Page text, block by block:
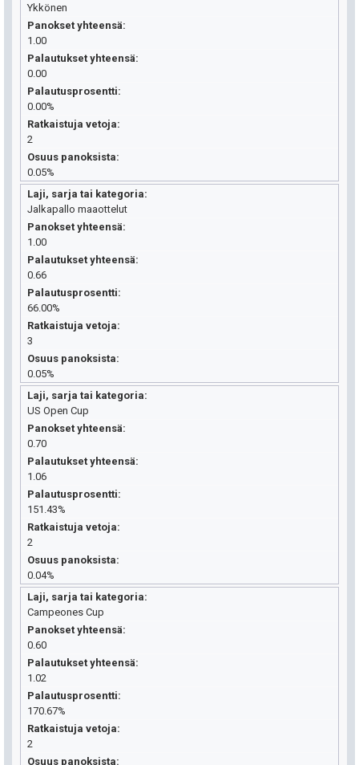
Ykkönen
Panokset yhteensä
1.00
Palautukset yhteensä
0.00
Palautusprosentti
0.00%
Ratkaistuja vetoja
2
Osuus panoksista
0.05%
Laji, sarja tai kategoria
Jalkapallo maaottelut
Panokset yhteensä
1.00
Palautukset yhteensä
0.66
Palautusprosentti
66.00%
Ratkaistuja vetoja
3
Osuus panoksista
0.05%
Laji, sarja tai kategoria
US Open Cup
Panokset yhteensä
0.70
Palautukset yhteensä
1.06
Palautusprosentti
151.43%
Ratkaistuja vetoja
2
Osuus panoksista
0.04%
Laji, sarja tai kategoria
Campeones Cup
Panokset yhteensä
0.60
Palautukset yhteensä
1.02
Palautusprosentti
170.67%
Ratkaistuja vetoja
2
Osuus panoksista